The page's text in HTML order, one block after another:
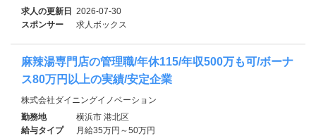
求人の更新日 2026-07-30
スポンサー
求人ボックス
麻辣湯専門店の管理職/年休115/年収500万も可/ボーナ
ス80万円以上の実績/安定企業
株式会社ダイニングイノベーション
勤務地
横浜市 港北区
給与タイプ
月給35万円～50万円